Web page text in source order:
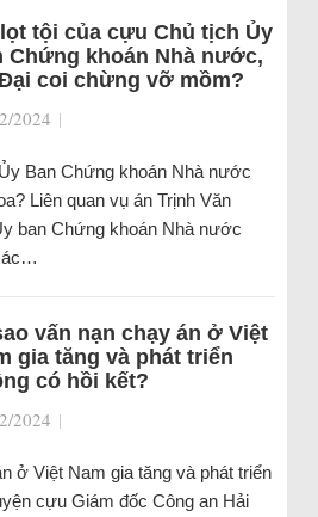
tội của cựu Chủ tịch Ủy
Chứng khoán Nhà nước,
coi chừng vỡ mồm?
2024 |
Ban Chứng khoán Nhà nước
Liên quan vụ án Trịnh Văn
ban Chứng khoán Nhà nước
vấn nạn chạy án ở Việt
gia tăng và phát triển
có hồi kết?
2024 |
ở Việt Nam gia tăng và phát triển
cựu Giám đốc Công an Hải